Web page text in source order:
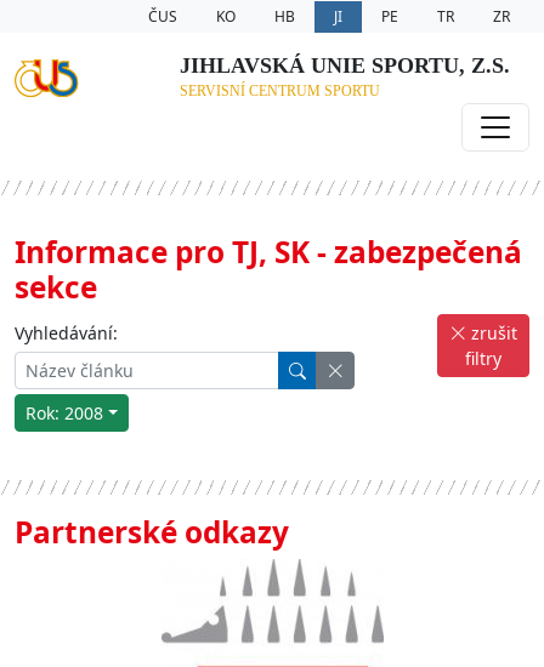
ČUS KO HB JI PE TR ZR
JIHLAVSKÁ UNIE SPORTU, Z.S.
SERVISNÍ CENTRUM SPORTU
Informace pro TJ, SK - zabezpečená
sekce
Vyhledávání:
Rok: 2008
zrušit
filtry
Partnerské odkazy